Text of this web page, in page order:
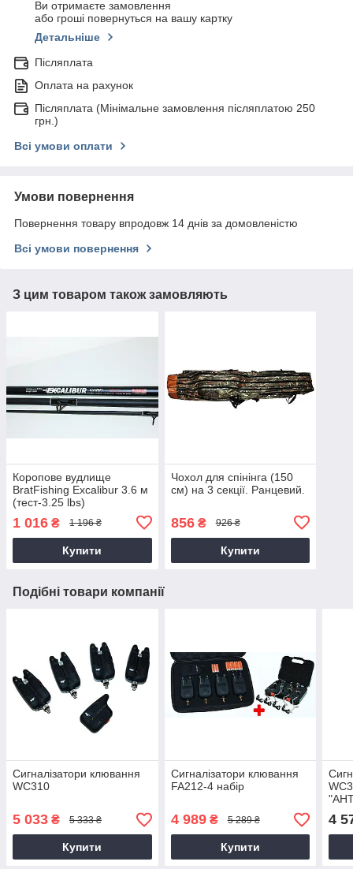
Ви отримаєте замовлення
або гроші повернуться на вашу картку
Детальніше
Післяплата
Оплата на рахунок
Післяплата (Мінімальне замовлення післяплатою 250
грн.)
Всі умови оплати
Умови повернення
Повернення товару впродовж 14 днів за домовленістю
Всі умови повернення
З цим товаром також замовляють
Коропове вудлище
BratFishing Excalibur 3.6 м
(тест-3.25 lbs)
1 016 ₴ 1 196 ₴
Купити
Чохол для спінінга (150
см) на 3 секції. Ранцевий.
856₴ 926 ₴
Купити
Подібні товари компанії
Сигналізатори клювання
WC310
5 033 ₴ 5 333 ₴
Купити
Сигналізатори клювання
FA212-4 набір
4 989₴ 5 289 ₴
Купити
4